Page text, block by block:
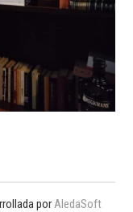
porAledaSoft